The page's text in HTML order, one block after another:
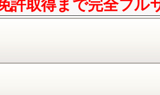
許取得まで完全フル